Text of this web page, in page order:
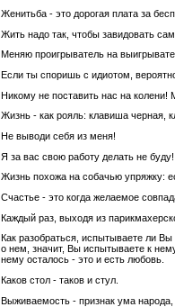
Женитьба - это дорогая плата за
Жить надо так, чтобы завидовать
Меняю проигрыватель на
Если ты споришь с идиотом,
Никому не поставить нас на
Жизнь - как рояль: клавиша черная,
Не выводи себя из меня!
Я за вас свою работу делать не
Жизнь похожа на собачью упряжку:
Счастье - это когда желаемое
Каждый раз, выходя из
Как разобраться, испытываете ли
о нем, значит, Вы испытываете к
нему осталось - это и есть любовь.
Каков стол - таков и стул.
Выживаемость - признак ума